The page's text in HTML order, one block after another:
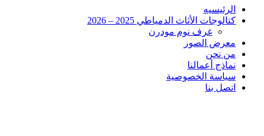
الرئيسيه
كتالوجات الأثاث الدمياطي 2025 – 2026
غرف نوم مودرن
معرض الصور
من نحن
نماذج أعمالنا
سياسة الخصوصية
اتصل بنا